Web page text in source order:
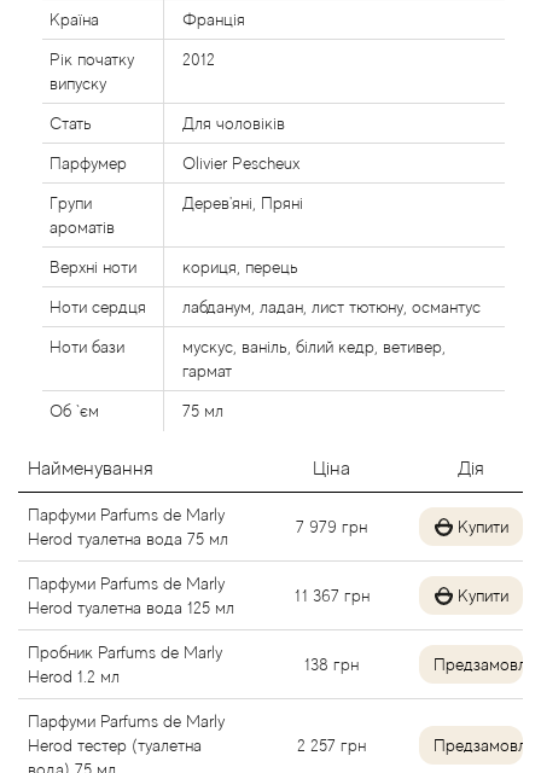
Країна Франція
Рік початку
випуску
2012
Стать Для чоловіків
Парфумер Olivier Pescheux
Групи
ароматів
Дерев'яні, Пряні
Верхні ноти кориця, перець
Ноти сердця лабданум, ладан, лист тютюну, османтус
Ноти бази
мускус, ваніль, білий кедр, ветивер,
гармат
Об `єм 75 мл
Найменування Ціна Дія
Парфуми Parfums de Marly
Herod туалетна вода 75 мл
7 979 грн Купити
Парфуми Parfums de Marly
Herod туалетна вода 125 мл
11 367 грн Купити
Пробник Parfums de Marly
Herod 1.2 мл
138 грн
Парфуми Parfums de Marly
Herod тестер (туалетна
2 257 грн
Alaia Paris
Alexander McQueen
Alexandre Barthet
Alexandre J
Alfred Dunhill
Alyson Oldoini
Amouage
Amouroud
Andre L'Arom
Anima Mundi